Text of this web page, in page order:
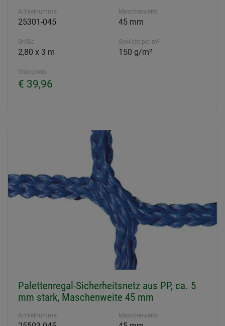
Artikelnummer
25301-045
Maschenweite
45 mm
Größe
2,80 x 3 m
Gewicht per m²
150 g/m²
Stückpreis
€ 39,96
Palettenregal-Sicherheitsnetz aus PP, ca. 5
mm stark, Maschenweite 45 mm
Artikelnummer Maschenweite